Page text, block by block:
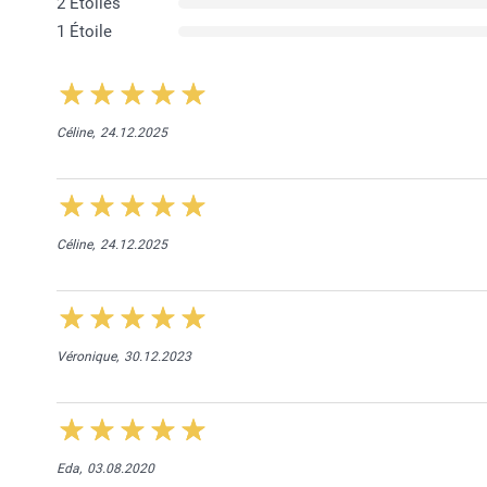
1 Étoile
Céline, 24.12.2025
Céline, 24.12.2025
Véronique, 30.12.2023
Eda, 03.08.2020